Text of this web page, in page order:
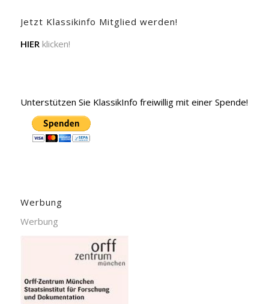
Jetzt Klassikinfo Mitglied werden!
HIER klicken!
Unterstützen Sie KlassikInfo freiwillig mit einer Spende!
Werbung
Werbung